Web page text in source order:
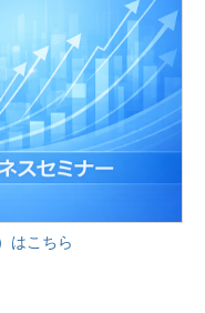
はこちら